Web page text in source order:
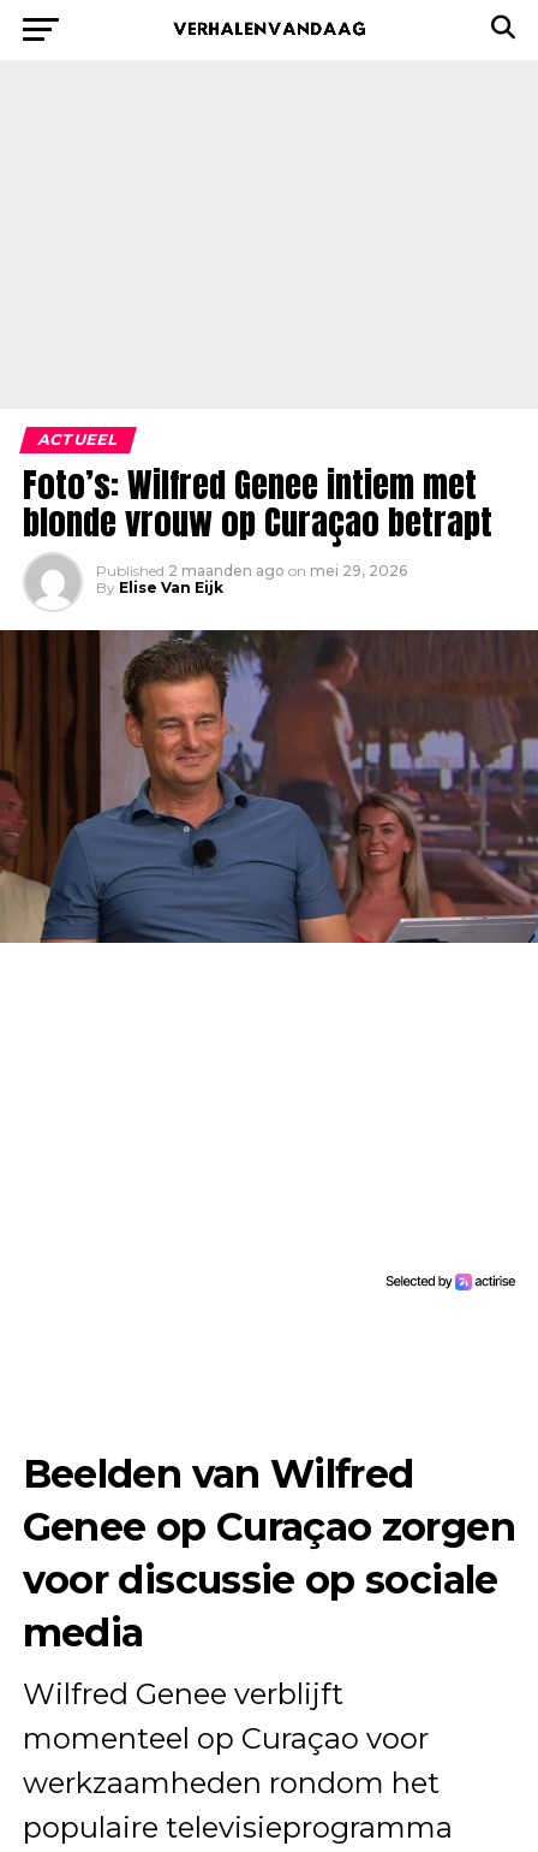
ACTUEEL
Foto’s: Wilfred Genee intiem met
blonde vrouw op Curaçao betrapt
Published 2 maanden ago on mei 29, 2026
By Elise Van Eijk
Beelden van Wilfred
Genee op Curaçao zorgen
voor discussie op sociale
media
Wilfred Genee verblijft
momenteel op Curaçao voor
werkzaamheden rondom het
populaire televisieprogramma